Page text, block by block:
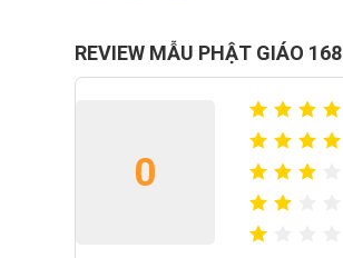
REVIEW MẪU PHẬT GIÁO 168
0